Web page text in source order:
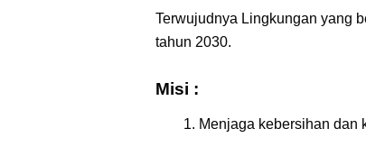
Terwujudnya Lingkungan yang
tahun 2030.
Misi :
Menjaga kebersihan dan